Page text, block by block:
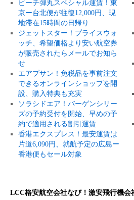
ピーチ弾丸スペシャル運賃！東
京ー台北便が往復12,000円、現
地滞在15時間の日帰り
ジェットスター！プライスウォ
ッチ、希望価格より安い航空券
が販売されたらメールでお知ら
せ
エアプサン！免税品を事前注文
できるオンラインショップを開
設、購入特典も充実
ソラシドエア！バーゲンシリー
ズの予約受付を開始、早めの予
約で適用される割引運賃
香港エクスプレス！最安運賃は
片道6,090円、就航予定の広島ー
香港便もセール対象
LCC格安航空会社なび！激安飛行機会